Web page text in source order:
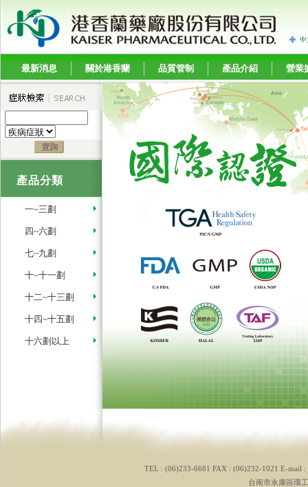
中
最新消息 關於港香蘭 品質管制 產品介紹 營業
產品分類
一~三劃
四~六劃
七~九劃
十~十一劃
十二~十三劃
十四~十五劃
十六劃以上
TEL : (06)233-6681 FAX : (06)232-1021 E-mail :
台南市永康區環